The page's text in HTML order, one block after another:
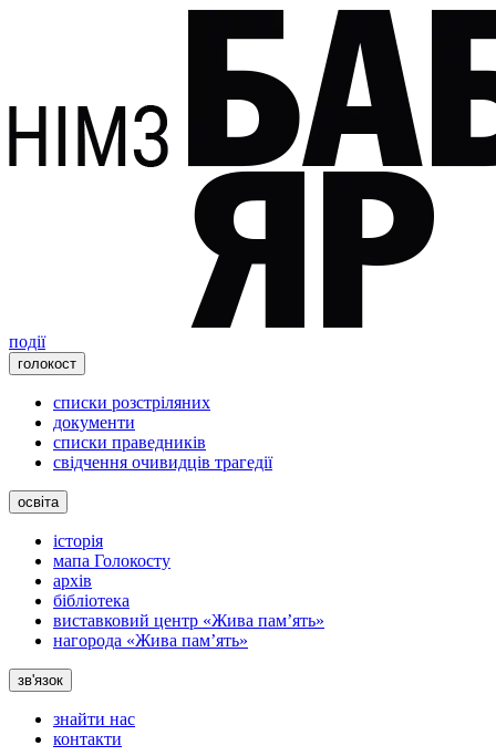
події
голокост
списки розстріляних
документи
списки праведників
свідчення очивидців трагедії
освіта
історія
мапа Голокосту
архів
бібліотека
виставковий центр «Жива пам’ять»
нагорода «Жива пам’ять»
зв'язок
знайти нас
контакти